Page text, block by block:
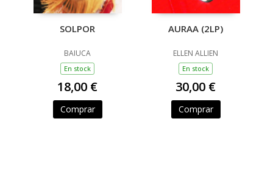
SOLPOR
BAIUCA
En stock
18,00 €
Comprar
AURAA (2LP)
ELLEN ALLIEN
En stock
30,00 €
Comprar